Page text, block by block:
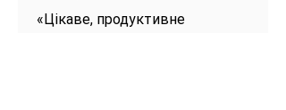
«Цікаве, продуктивне